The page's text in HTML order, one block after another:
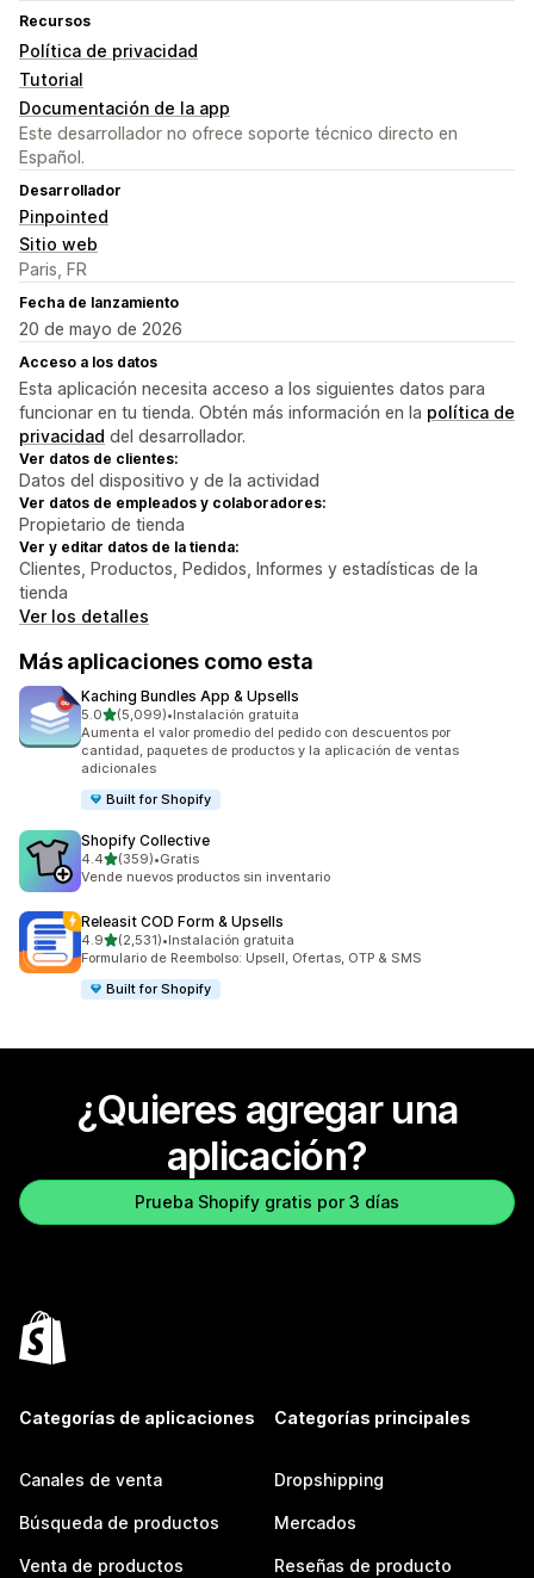
Recursos
Política de privacidad
Tutorial
Documentación de la app
Este desarrollador no ofrece soporte técnico directo en
Español.
Desarrollador
Pinpointed
Sitio web
Paris, FR
Fecha de lanzamiento
20 de mayo de 2026
Acceso a los datos
Esta aplicación necesita acceso a los siguientes datos para
funcionar en tu tienda. Obtén más información en la política de
privacidad del desarrollador.
Ver datos de clientes:
Datos del dispositivo y de la actividad
Ver datos de empleados y colaboradores:
Propietario de tienda
Ver y editar datos de la tienda:
Clientes, Productos, Pedidos, Informes y estadísticas de la
tienda
Ver los detalles
Más aplicaciones como esta
Kaching Bundles App & Upsells
5.0de 5 estrellas
(5,099)
5099 reseñas en total
•Instalación gratuita
Aumenta el valor promedio del pedido con descuentos por
cantidad, paquetes de productos y la aplicación de ventas
adicionales
Built for Shopify
Shopify Collective
4.4de 5 estrellas
(359)
359 reseñas en total
•Gratis
Vende nuevos productos sin inventario
Releasit COD Form & Upsells
4.9de 5 estrellas
(2,531)
2531 reseñas en total
•Instalación gratuita
Formulario de Reembolso: Upsell, Ofertas, OTP & SMS
Built for Shopify
¿Quieres agregar una
aplicación?
Prueba Shopify gratis por 3 días
Categorías de aplicaciones
Canales de venta
Búsqueda de productos
Venta de productos
Categorías principales
Dropshipping
Mercados
Reseñas de producto